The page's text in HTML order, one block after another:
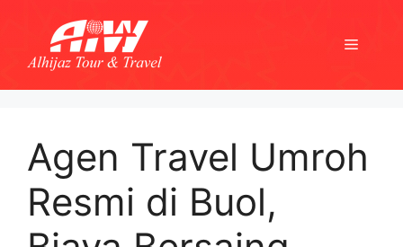
content
Menu
Agen Travel Umroh
Resmi di Buol,